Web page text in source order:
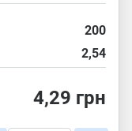
200
2,54
4,29 грн